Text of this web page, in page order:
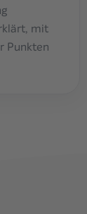
mit
Punkten